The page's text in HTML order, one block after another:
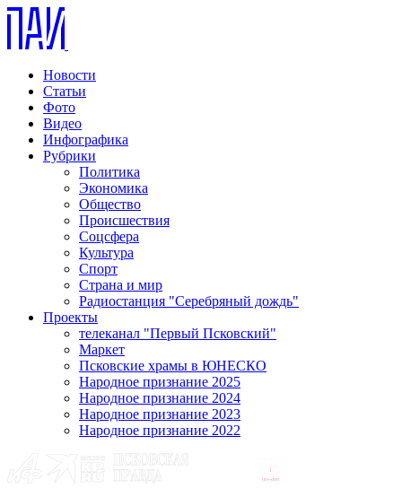
Новости
Статьи
Фото
Видео
Инфографика
Рубрики
Политика
Экономика
Общество
Происшествия
Соцсфера
Культура
Спорт
Страна и мир
Радиостанция "Серебряный дождь"
Проекты
телеканал "Первый Псковский"
Маркет
Псковские храмы в ЮНЕСКО
Народное признание 2025
Народное признание 2024
Народное признание 2023
Народное признание 2022